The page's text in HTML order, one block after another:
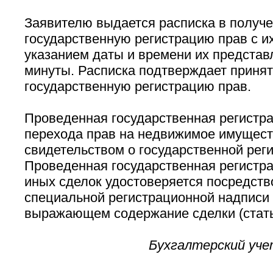
Заявителю выдается расписка в
государственную регистрацию прав с
указанием даты и времени их
минуты. Расписка подтверждает
государственную регистрацию прав.
Проведенная государственная
перехода прав на недвижимое
свидетельством о государственной
Проведенная государственная
иных сделок удостоверяется
специальной регистрационной
выражающем содержание сделки
Бухгалтерский